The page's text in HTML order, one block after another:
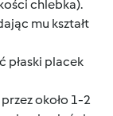
chlebka).
mu kształt
płaski placek
około 1-2